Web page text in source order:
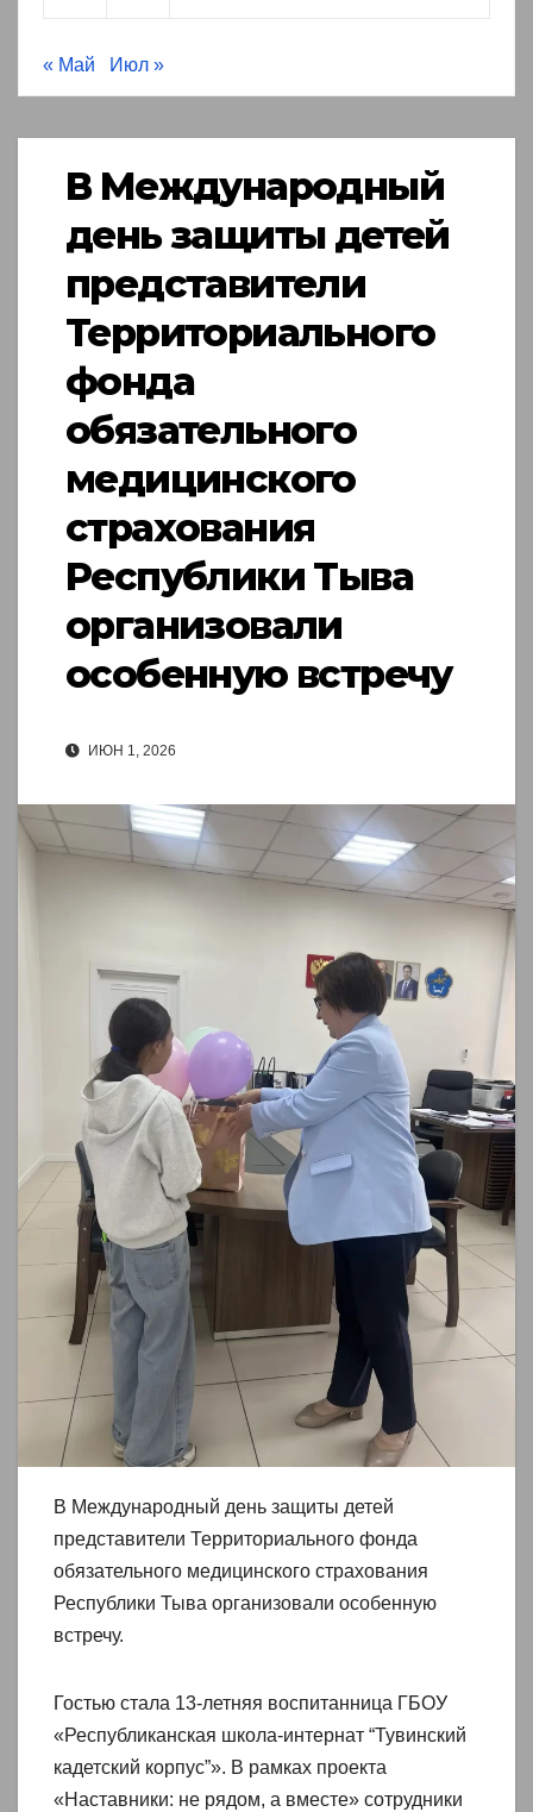
« Май Июл »
В Международный
день защиты детей
представители
Территориального
фонда
обязательного
медицинского
страхования
Республики Тыва
организовали
особенную встречу
ИЮН 1, 2026
В Международный день защиты детей
представители Территориального фонда
обязательного медицинского страхования
Республики Тыва организовали особенную
встречу.
Гостью стала 13-летняя воспитанница ГБОУ
«Республиканская школа-интернат “Тувинский
кадетский корпус”». В рамках проекта
«Наставники: не рядом, а вместе» сотрудники